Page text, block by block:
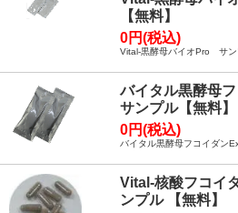
【無料】
0円(税込)
Vital-黒酵母バイオPro サン
バイタル黒酵母
サンプル【無料】
0円(税込)
バイタル黒酵母フコイダン
Vital-核酸フコイ
ンプル 【無料】